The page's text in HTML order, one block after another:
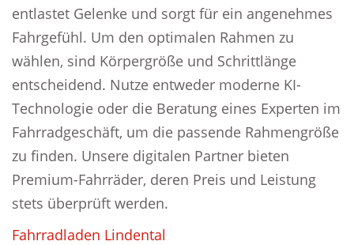
entlastet Gelenke und sorgt für ein angenehmes
Fahrgefühl. Um den optimalen Rahmen zu
wählen, sind Körpergröße und Schrittlänge
entscheidend. Nutze entweder moderne KI-
Technologie oder die Beratung eines Experten im
Fahrradgeschäft, um die passende Rahmengröße
zu finden. Unsere digitalen Partner bieten
Premium-Fahrräder, deren Preis und Leistung
stets überprüft werden.
Fahrradladen Lindental